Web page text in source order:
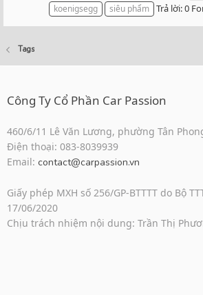
koenigsegg
siêu phẩm Trả lời: 0
Tags
Công Ty Cổ Phần Car Passion
460/6/11 Lê Văn Lương, phường Tân
Điện thoại: 083-8039939
Email: contact@carpassion.vn
Giấy phép MXH số 256/GP-BTTTT do Bộ
17/06/2020
Chịu trách nhiệm nội dung: Trần Thị